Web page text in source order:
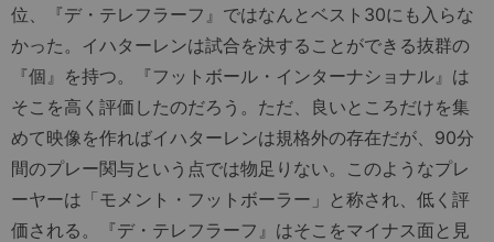
位、『デ・テレフラーフ』ではなんとベスト30にも入らな
かった。イハターレンは試合を決することができる抜群の
『個』を持つ。『フットボール・インターナショナル』は
そこを高く評価したのだろう。ただ、良いところだけを集
めて映像を作ればイハターレンは規格外の存在だが、90分
間のプレー関与という点では物足りない。このようなプレ
ーヤーは「モメント・フットボーラー」と称され、低く評
価される。『デ・テレフラーフ』はそこをマイナス面と見